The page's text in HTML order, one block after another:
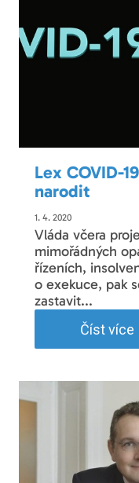
Lex COVID-
narodit
1. 4. 2020
Vláda včera
mimořádných
řízeních,
o exekuce, pak
zastavit...
Číst více